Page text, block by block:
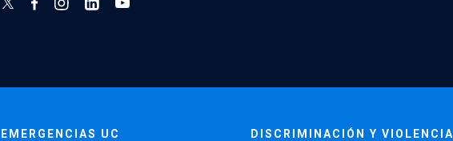
EMERGENCIAS UC DISCRIMINACIÓN Y VIOLENCIA